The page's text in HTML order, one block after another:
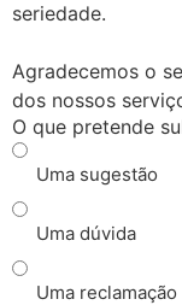
seriedade.
Agradecemos o
dos nossos
O que pretende
Uma sugestão
Uma dúvida
Uma reclamação